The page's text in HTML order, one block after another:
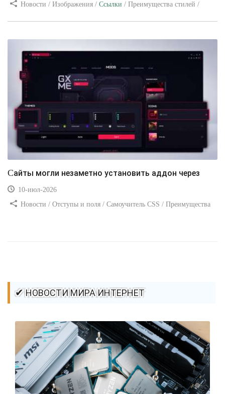
Новости / Изображения / Ссылки / Преимущества стилей /
Сайты могли незаметно установить аддон через
10-июл-2026
Новости / Отступы и поля / Самоучитель CSS / Преимущества
✔ НОВОСТИ МИРА ИНТЕРНЕТ